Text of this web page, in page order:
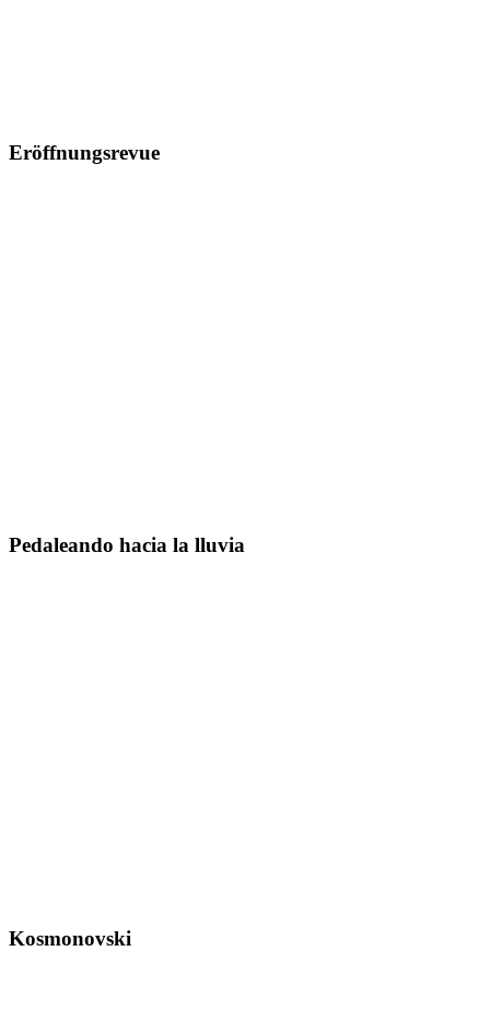
Eröffnungsrevue
Pedaleando hacia la lluvia
Kosmonovski